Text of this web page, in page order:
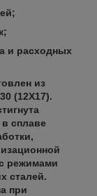
и расходных
из
(12Х17).
сплаве
режимами
сталей.
при